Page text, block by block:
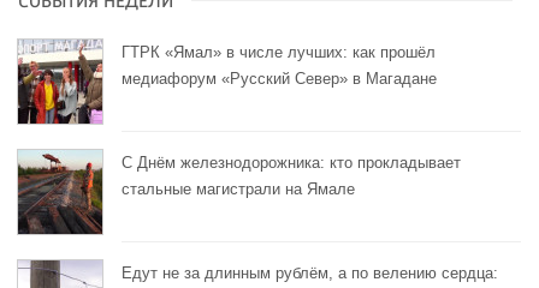
ГТРК «Ямал» в числе лучших: как прошёл
медиафорум «Русский Север» в Магадане
С Днём железнодорожника: кто прокладывает
стальные магистрали на Ямале
Едут не за длинным рублём, а по велению сердца: